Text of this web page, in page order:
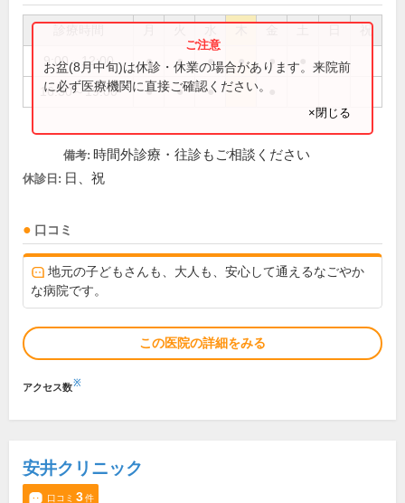
祝
9:00～12:00 ● ● ● ● ●
16:30～19:00 ● ● ●
お盆(8月中旬)は休診・休業の場合があります。来院前
に必ず医療機関に直接ご確認ください。
×閉じる
備考: 時間外診療・往診もご相談ください
休診日: 日、祝
口コミ
地元の子どもさんも、大人も、安心して通えるなごやか
な病院です。
この医院の詳細をみる
アクセス数※
安井クリニック
口コミ 3件